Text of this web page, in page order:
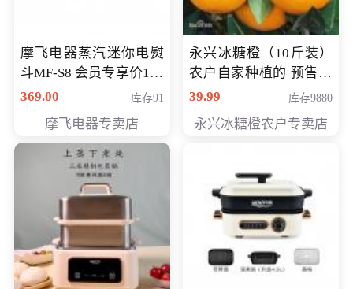
摩飞电器蒸汽迷你电熨
斗MF-S8 会员专享价168
元
369.00 库存91
摩飞电器专卖店
永兴冰糖橙（10斤装）
农户自家种植的 预售10
万斤 会员包邮专享价
39.99 库存9880
永兴冰糖橙农户专卖店